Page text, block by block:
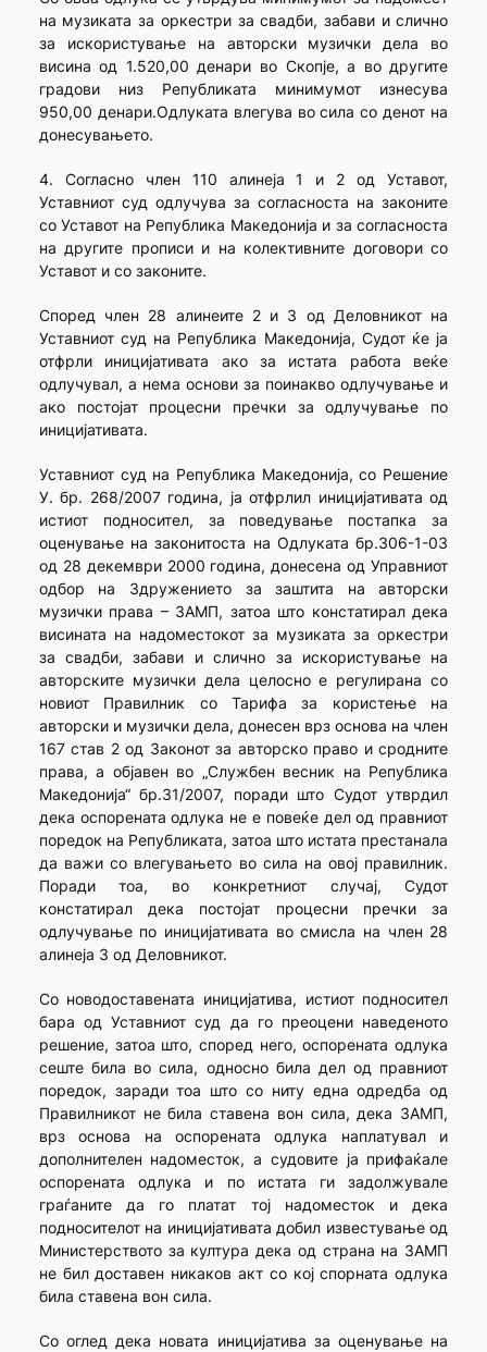
на музиката за оркестри за свадби, забави и слично
за искористување на авторски музички дела во
висина од 1.520,00 денари во Скопје, а во другите
градови низ Републиката минимумот изнесува
950,00 денари.Одлуката влегува во сила со денот на
донесувањето.
4. Согласно член 110 алинеја 1 и 2 од Уставот,
Уставниот суд одлучува за согласноста на законите
со Уставот на Република Македонија и за согласноста
на другите прописи и на колективните договори со
Уставот и со законите.
Според член 28 алинеите 2 и 3 од Деловникот на
Уставниот суд на Република Македонија, Судот ќе ја
отфрли иницијативата ако за истата работа веќе
одлучувал, а нема основи за поинакво одлучување и
ако постојат процесни пречки за одлучување по
иницијативата.
Уставниот суд на Република Македонија, со Решение
У. бр. 268/2007 година, ја отфрлил иницијативата од
истиот подносител, за поведување постапка за
оценување на законитоста на Одлуката бр.306-1-03
од 28 декември 2000 година, донесена од Управниот
одбор на Здружението за заштита на авторски
музички права – ЗАМП, затоа што констатирал дека
висината на надоместокот за музиката за оркестри
за свадби, забави и слично за искористување на
авторските музички дела целосно е регулирана со
новиот Правилник со Тарифа за користење на
авторски и музички дела, донесен врз основа на член
167 став 2 од Законот за авторско право и сродните
права, а објавен во „Службен весник на Република
Македонија“ бр.31/2007, поради што Судот утврдил
дека оспорената одлука не е повеќе дел од правниот
поредок на Републиката, затоа што истата престанала
да важи со влегувањето во сила на овој правилник.
Поради тоа, во конкретниот случај, Судот
констатирал дека постојат процесни пречки за
одлучување по иницијативата во смисла на член 28
алинеја 3 од Деловникот.
Со новодоставената иницијатива, истиот подносител
бара од Уставниот суд да го преоцени наведеното
решение, затоа што, според него, оспорената одлука
сеште била во сила, односно била дел од правниот
поредок, заради тоа што со ниту една одредба од
Правилникот не била ставена вон сила, дека ЗАМП,
врз основа на оспорената одлука наплатувал и
дополнителен надоместок, а судовите ја прифаќале
оспорената одлука и по истата ги задолжувале
граѓаните да го платат тој надоместок и дека
подносителот на иницијативата добил известување од
Министерството за култура дека од страна на ЗАМП
не бил доставен никаков акт со кој спорната одлука
била ставена вон сила.
Со оглед дека новата иницијатива за оценување на